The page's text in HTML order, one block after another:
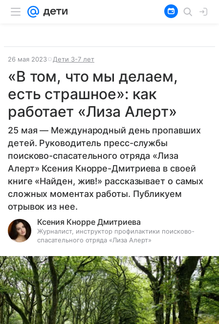
26 мая 2023 Дети 3-7 лет
«В том, что мы делаем,
есть страшное»: как
работает «Лиза Алерт»
25 мая — Международный день пропавших
детей. Руководитель пресс-службы
поисково-спасательного отряда «Лиза
Алерт» Ксения Кнорре-Дмитриева в своей
книге «Найден, жив!» рассказывает о самых
сложных моментах работы. Публикуем
отрывок из нее.
Ксения Кнорре Дмитриева
Журналист, инструктор профилактики поисково-
спасательного отряда «Лиза Алерт»